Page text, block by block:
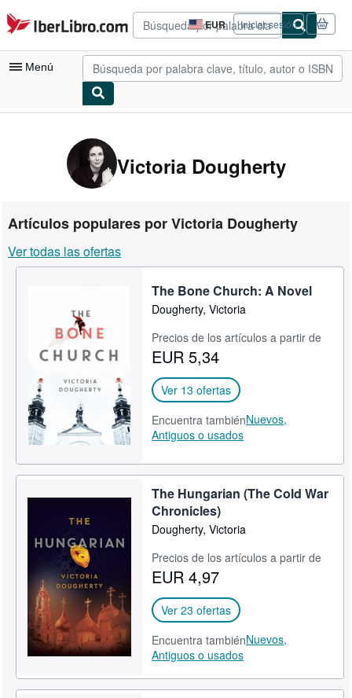
Pasar al contenido principal
IberLibro.com EUR
Preferencias
de
compra
del
Iniciar sesión
Menú
Consultar mis pedidos
Búsqueda avanzada
Libros antiguos
Arte y coleccionismo
Comenzar a vender
Ayuda
CERRAR
Victoria Dougherty
Artículos populares por Victoria Dougherty
Ver todas las ofertas
The Bone Church: A Novel
Dougherty, Victoria
Precios de los artículos a partir de
EUR 5,34
Ver 13 ofertas
Encuentra tambiénNuevos,
Antiguos o usados
The Hungarian (The Cold War
Chronicles)
Dougherty, Victoria
Precios de los artículos a partir de
EUR 4,97
Ver 23 ofertas
Encuentra tambiénNuevos,
Antiguos o usados